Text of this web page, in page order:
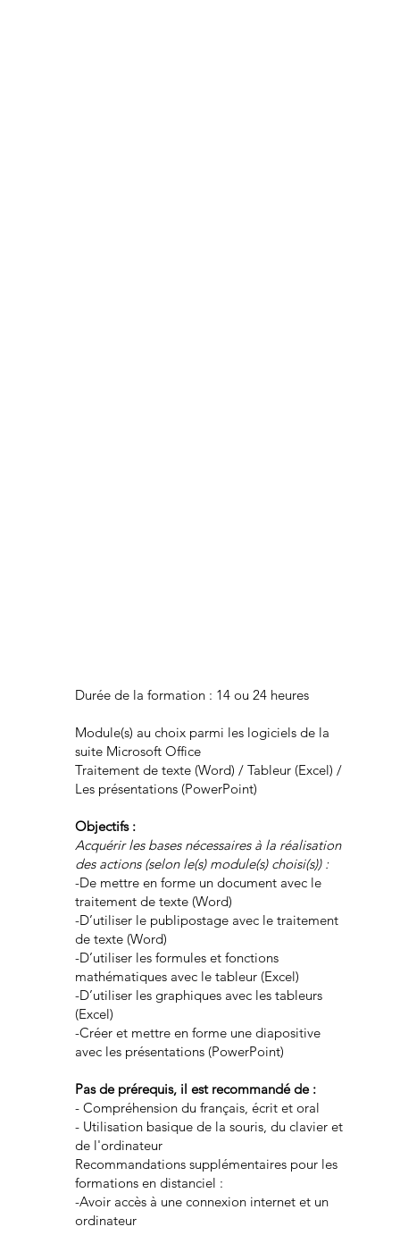
Durée de la formation : 14 ou 24 heures
Module(s) au choix parmi les logiciels de la
suite Microsoft Office
Traitement de texte (Word) / Tableur (Excel) /
Les présentations (PowerPoint)
Objectifs :
Acquérir les bases nécessaires à la réalisation
des actions (selon le(s) module(s) choisi(s)) :
-De mettre en forme un document avec le
traitement de texte (Word)
-D’utiliser le publipostage avec le traitement
de texte (Word)
-D’utiliser les formules et fonctions
mathématiques avec le tableur (Excel)
-D’utiliser les graphiques avec les tableurs
(Excel)
-Créer et mettre en forme une diapositive
avec les présentations (PowerPoint)
Pas de prérequis, il est recommandé de :
- Compréhension du français, écrit et oral
- Utilisation basique de la souris, du clavier et
de l'ordinateur
Recommandations supplémentaires pour les
formations en distanciel :
-Avoir accès à une connexion internet et un
ordinateur